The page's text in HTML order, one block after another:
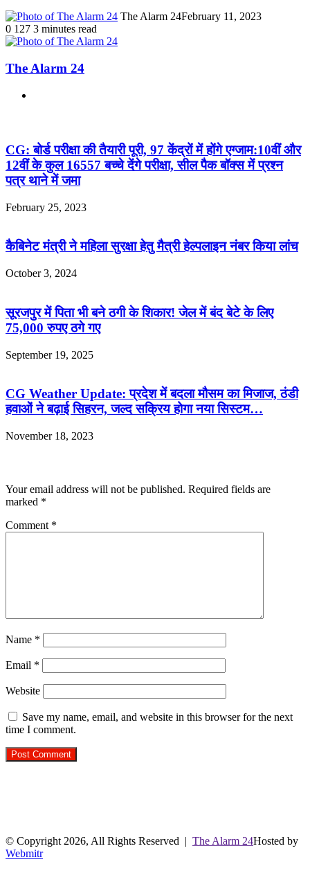
The Alarm 24February 11, 2023
0 127 3 minutes read
The Alarm 24
CG: बोर्ड परीक्षा की तैयारी पूरी, 97 केंद्रों में होंगे एग्जाम:10वीं और
12वीं के कुल 16557 बच्चे देंगे परीक्षा, सील पैक बॉक्स में प्रश्न
पत्र थाने में जमा
February 25, 2023
कैबिनेट मंत्री ने महिला सुरक्षा हेतु मैत्री हेल्पलाइन नंबर किया लांच
October 3, 2024
सूरजपुर में पिता भी बने ठगी के शिकार! जेल में बंद बेटे के लिए
75,000 रुपए ठगे गए
September 19, 2025
CG Weather Update: प्रदेश में बदला मौसम का मिजाज, ठंडी
हवाओं ने बढ़ाई सिहरन, जल्द सक्रिय होगा नया सिस्टम…
November 18, 2023
Your email address will not be published. Required fields are
marked *
Comment *
Name *
Email *
Website
Save my name, email, and website in this browser for the next
time I comment.
© Copyright 2026, All Rights Reserved | The Alarm 24Hosted by
Webmitr